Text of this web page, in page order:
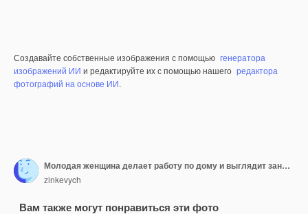
Создавайте собственные изображения с помощью генератора
изображений ИИ и редактируйте их с помощью нашего редактора
фотографий на основе ИИ.
Молодая женщина делает работу по дому и выглядит занятой
zinkevych
Вам также могут понравиться эти фото